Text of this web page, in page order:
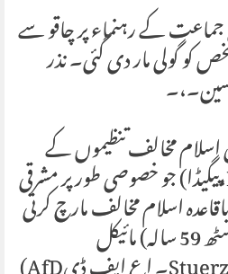
جماعت کے رہنماء پر چاقو سے
گولی مار دی گئی۔ نذر
اسلام مخالف تنظیموں کے
رکن(تحریکPEGIDA،پیگیڈا) جو خصوصی طور پر مشرقی
اسلام مخالف مارچ کرتی
تھی کے (انسٹھ 59 سالہ) مائیکل